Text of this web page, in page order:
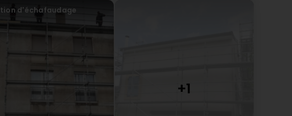
travaillé avec des personnes aussi respectueuse que chez ERJAN . il
et toujours un bonheur d'avoir quelqu'un au téléphone . Rien que
journée. Pour moi il n'y a pas assez de mot pour les féliciter , au
(Translated by Google) As a professional, I have never worked with
a 20/10, it's just exceptional and always a pleasure to have
you have a great day. For me there are not enough words to
the adventure with you
d'échafaudage